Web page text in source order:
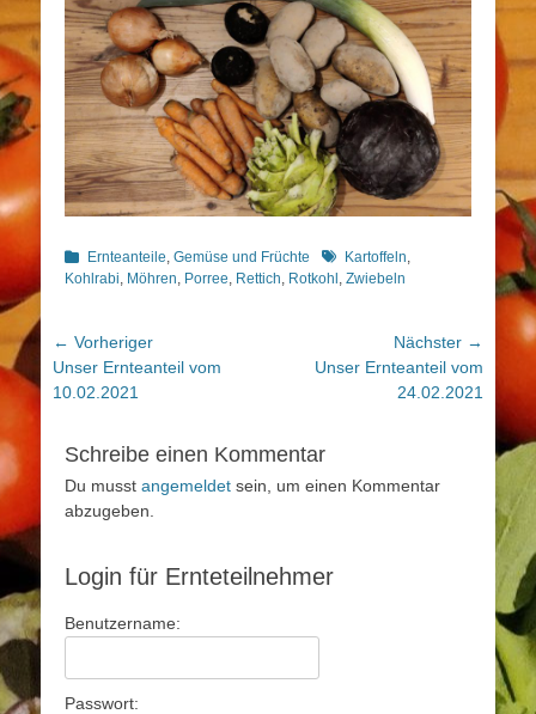
Kategorien
Ernteanteile Gemüse und Früchte Schlagworte
Kartoffeln
Kohlrabi Möhren Porree Rettich Rotkohl Zwiebeln
Beitragsnavigation
← Vorheriger
Vorheriger
Beitrag:
Unser Ernteanteil vom
10.02.2021
Nächster →
NächsterUnser Ernteanteil vom
24.02.2021
Schreibe einen Kommentar
Du musst angemeldet sein, um einen Kommentar
abzugeben.
Login für Ernteteilnehmer
Benutzername:
Passwort: